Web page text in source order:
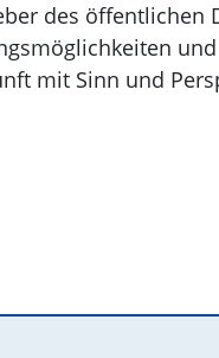
des öffentlichen
mit Sinn und